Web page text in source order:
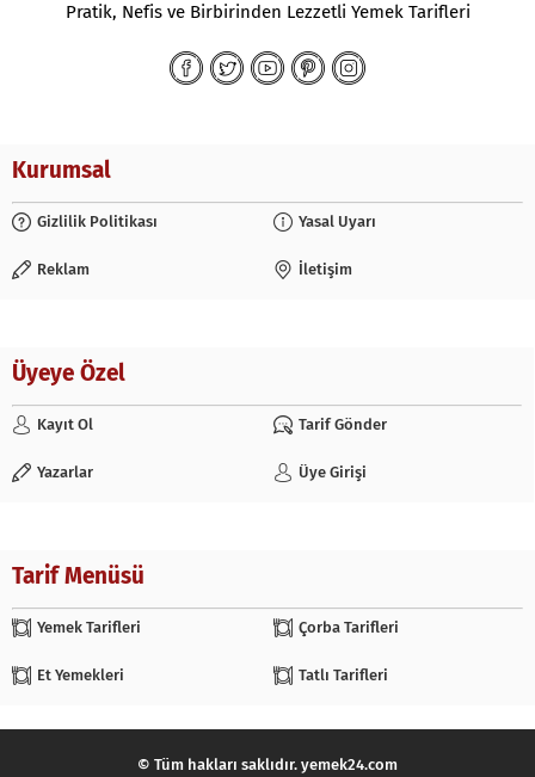
Pratik, Nefis ve Birbirinden Lezzetli Yemek Tarifleri
Kurumsal
Gizlilik Politikası Yasal Uyarı
Reklam İletişim
Üyeye Özel
Kayıt Ol Tarif Gönder
Yazarlar Üye Girişi
Tarif Menüsü
Yemek Tarifleri Çorba Tarifleri
Et Yemekleri Tatlı Tarifleri
© Tüm hakları saklıdır. yemek24.com